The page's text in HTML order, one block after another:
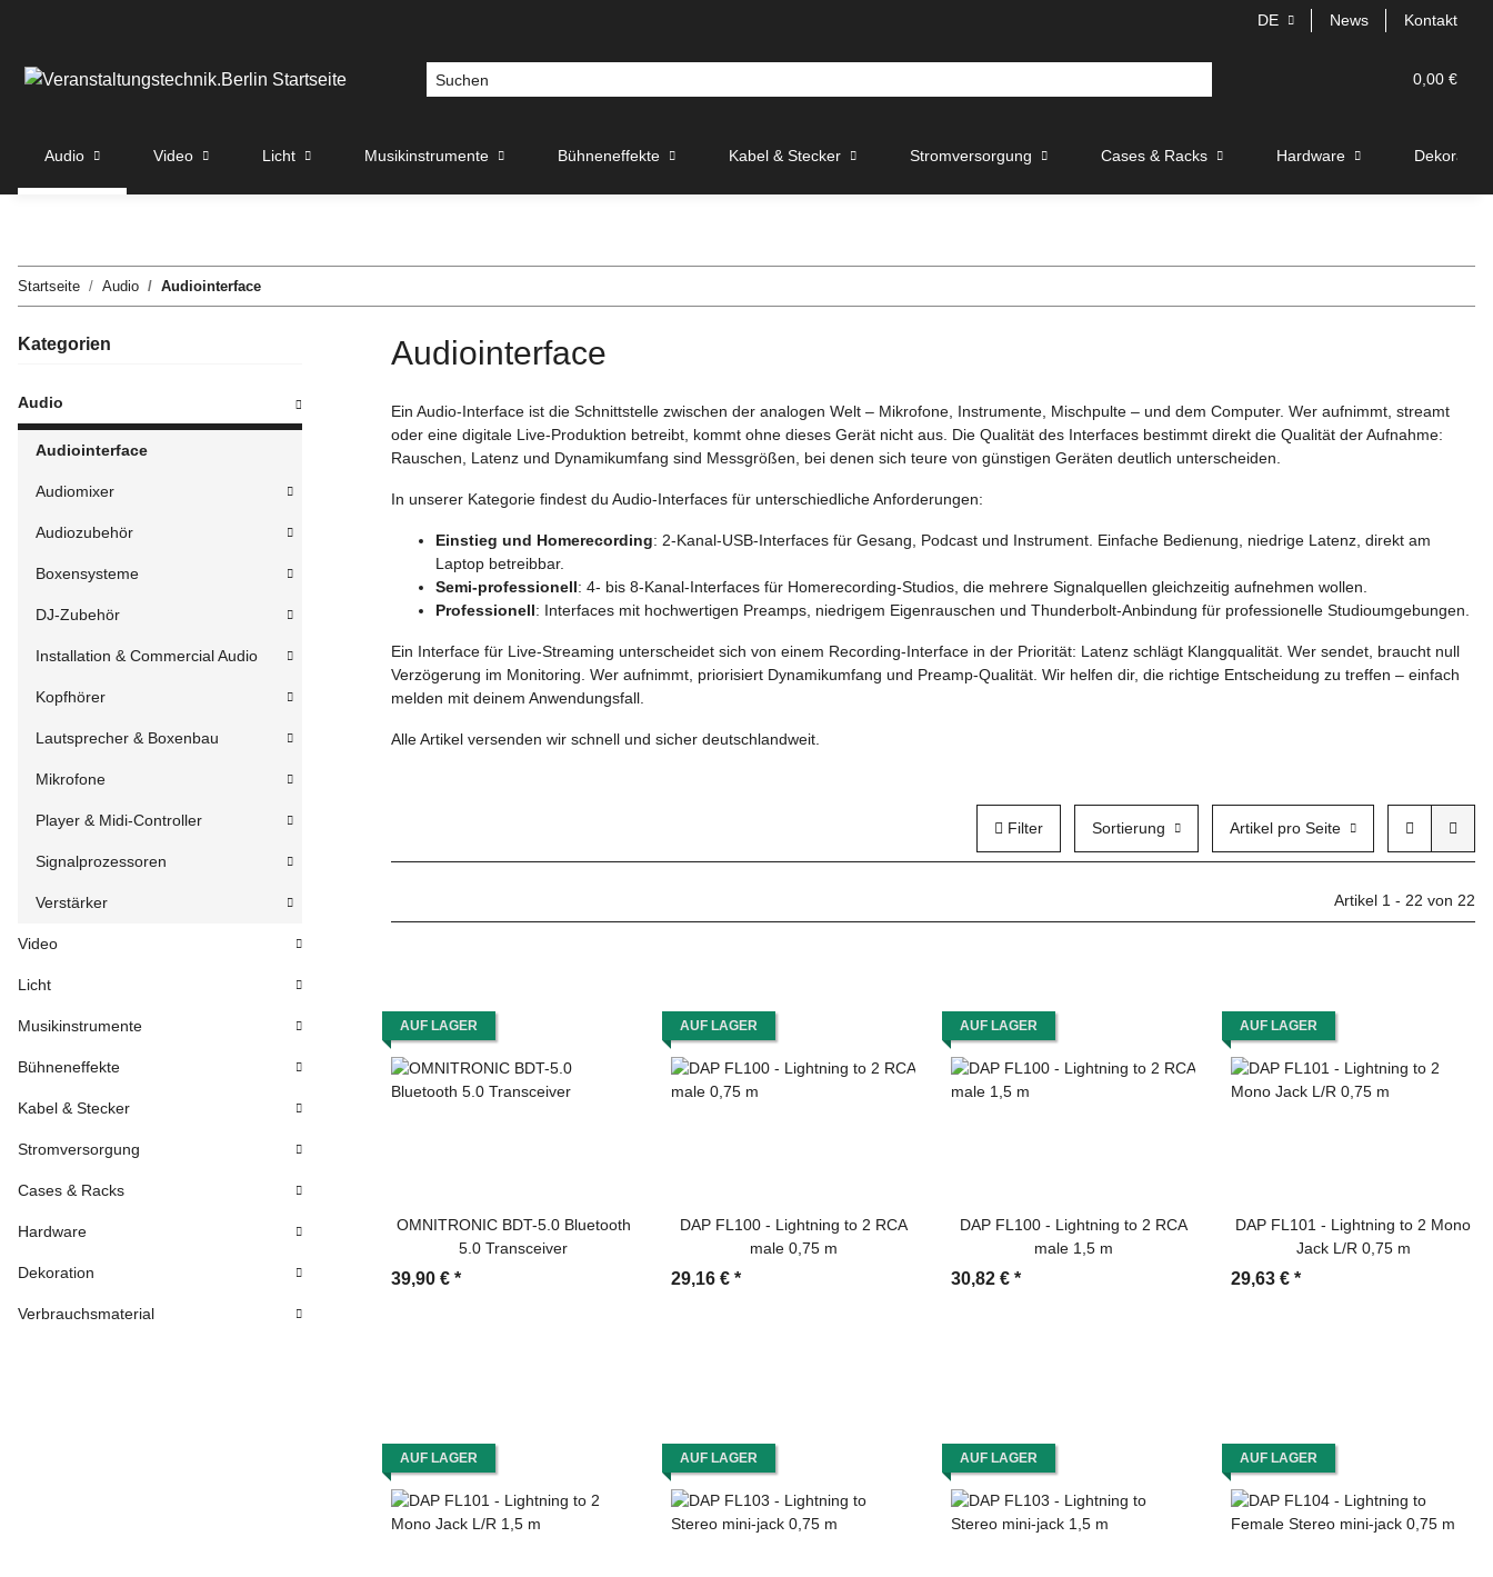
DE News Kontakt
0,00 €
Audio Video Licht Musikinstrumente Bühneneffekte Kabel & Stecker Stromversorgung Cases & Racks Hardware Dekoration
Startseite Audio Audiointerface
Audiointerface
Ein Audio-Interface ist die Schnittstelle zwischen der analogen Welt – Mikrofone, Instrumente, Mischpulte – und dem Computer. Wer aufnimmt, streamt
oder eine digitale Live-Produktion betreibt, kommt ohne dieses Gerät nicht aus. Die Qualität des Interfaces bestimmt direkt die Qualität der Aufnahme:
Rauschen, Latenz und Dynamikumfang sind Messgrößen, bei denen sich teure von günstigen Geräten deutlich unterscheiden.
In unserer Kategorie findest du Audio-Interfaces für unterschiedliche Anforderungen:
Einstieg und Homerecording: 2-Kanal-USB-Interfaces für Gesang, Podcast und Instrument. Einfache Bedienung, niedrige Latenz, direkt am
Laptop betreibbar.
Semi-professionell: 4- bis 8-Kanal-Interfaces für Homerecording-Studios, die mehrere Signalquellen gleichzeitig aufnehmen wollen.
Professionell: Interfaces mit hochwertigen Preamps, niedrigem Eigenrauschen und Thunderbolt-Anbindung für professionelle Studioumgebungen.
Ein Interface für Live-Streaming unterscheidet sich von einem Recording-Interface in der Priorität: Latenz schlägt Klangqualität. Wer sendet, braucht null
Verzögerung im Monitoring. Wer aufnimmt, priorisiert Dynamikumfang und Preamp-Qualität. Wir helfen dir, die richtige Entscheidung zu treffen – einfach
melden mit deinem Anwendungsfall.
Alle Artikel versenden wir schnell und sicher deutschlandweit.
Filter Sortierung Artikel pro Seite
Artikel 1 - 22 von 22
AUF LAGER
OMNITRONIC BDT-5.0 Bluetooth
5.0 Transceiver
39,90 € *
AUF LAGER
DAP FL100 - Lightning to 2 RCA
male 0,75 m
29,16 € *
AUF LAGER
DAP FL100 - Lightning to 2 RCA
male 1,5 m
30,82 € *
AUF LAGER
DAP FL101 - Lightning to 2 Mono
Jack L/R 0,75 m
29,63 € *
AUF LAGER AUF LAGER AUF LAGER AUF LAGER
Kategorien
Audio
Audiointerface
Audiomixer
Audiozubehör
Boxensysteme
DJ-Zubehör
Installation & Commercial Audio
Kopfhörer
Lautsprecher & Boxenbau
Mikrofone
Player & Midi-Controller
Signalprozessoren
Verstärker
Video
Licht
Musikinstrumente
Bühneneffekte
Kabel & Stecker
Stromversorgung
Cases & Racks
Hardware
Dekoration
Verbrauchsmaterial